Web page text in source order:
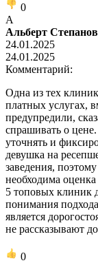
0
А
Альберт Степанов
24.01.2025
24.01.2025
Комментарий:
Одна из тех
платных услугах,
предупредили,
спрашивать о
уточнять и
девушка на
заведения,
необходима
5 топовых клиник
понимания
является
не рассказывают
0